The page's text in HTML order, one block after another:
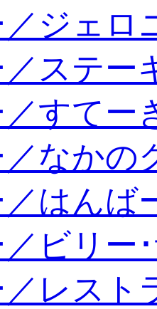
ジェロ
ステー
すてー
なかの
はんば
ビリー
レスト